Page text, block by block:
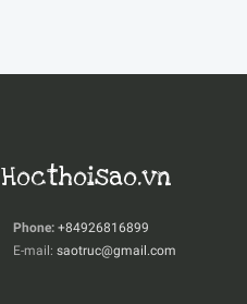
Hocthoisao.vn
Phone: +84926816899
E-mail: saotruc@gmail.com